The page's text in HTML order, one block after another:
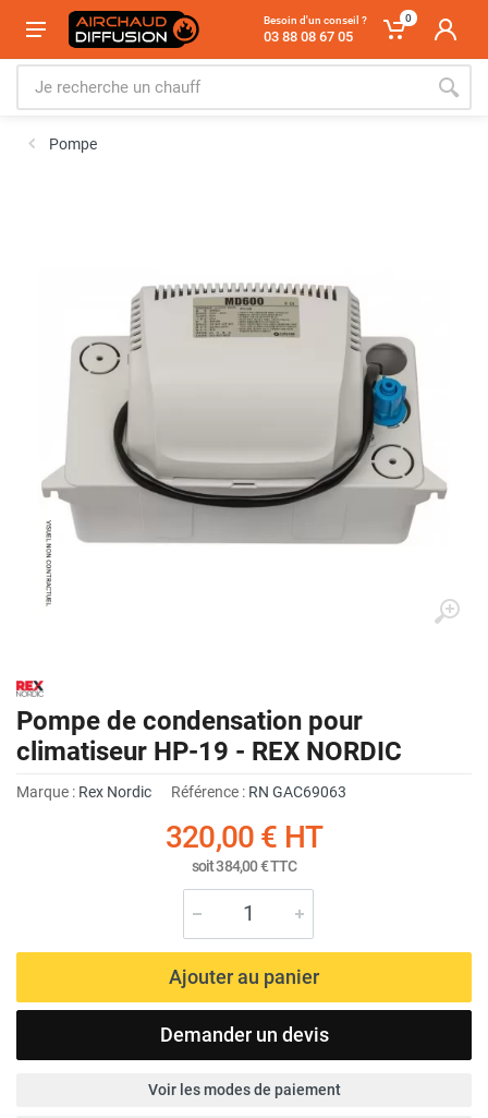
Besoin d'un conseil ?
03 88 08 67 05
0
Pompe
Pompe de condensation pour
climatiseur HP-19 - REX NORDIC
Marque : Rex Nordic Référence : RN GAC69063
320,00 € HT
soit384,00 €TTC
Ajouter au panier
Demander un devis
Voir les modes de paiement